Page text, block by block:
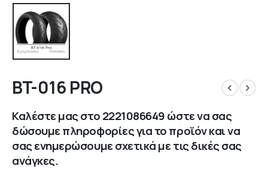
BT-016 PRO
Καλέστε μας στο2221086649ώστε να σας
δώσουμε πληροφορίες για το προϊόν και να
σας ενημερώσουμε σχετικά με τις δικές σας
ανάγκες.